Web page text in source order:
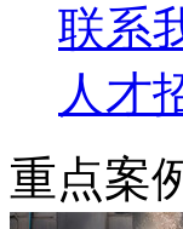
联系
人才
重点案